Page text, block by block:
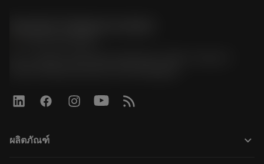
ผลิตภัณฑ์ keyboard_arrow_down